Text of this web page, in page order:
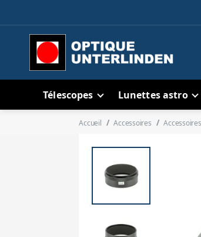
Télescopes Lunettes astro
Accueil Accessoires